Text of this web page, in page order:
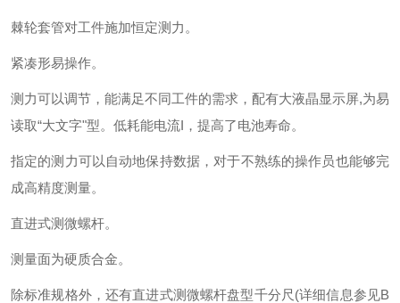
棘轮套管对工件施加恒定测力。
紧凑形易操作。
测力可以调节，能满足不同工件的需求，配有大液晶显示屏,为易
读取“大文字"型。低耗能电流I，提高了电池寿命。
指定的测力可以自动地保持数据，对于不熟练的操作员也能够完
成高精度测量。
直进式测微螺杆。
测量面为硬质合金。
除标准规格外，还有直进式测微螺杆盘型千分尺(详细信息参见B